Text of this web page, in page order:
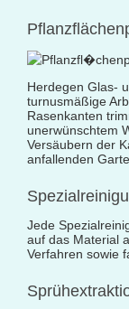
Herdegen Glas-
turnusmäßige
Rasenkanten
unerwünschtem
Versäubern der
anfallenden
Jede
auf das Material
Verfahren sowie